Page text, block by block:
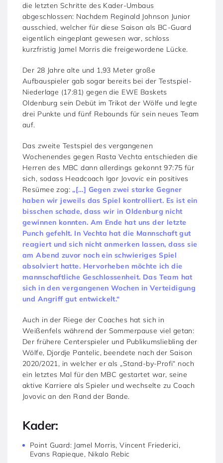
die letzten Schritte des Kader-Umbaus
abgeschlossen: Nachdem Reginald Johnson Junior
ausschied, welcher für diese Saison als BC-Guard
eigentlich eingeplant gewesen war, schloss
kurzfristig Jamel Morris die freigewordene Lücke.
Der 28 Jahre alte und 1,93 Meter große
Aufbauspieler gab sogar bereits bei der Testspiel-
Niederlage (17:81) gegen die EWE Baskets
Oldenburg sein Debüt im Trikot der Wölfe und legte
drei Punkte und fünf Rebounds für sein neues Team
auf.
Das zweite Testspiel des vergangenen
Wochenendes gegen Rasta Vechta entschieden die
Herren des MBC dann allerdings gekonnt 97:75 für
sich, sodass Headcoach Igor Jovovic ein positives
Resümee zog:„[…] Gegen zwei starke Gegner
haben wir jeweils das Spiel kontrolliert. Es ist ein
bisschen schade, dass wir in Oldenburg nicht
gewinnen konnten. Am Ende hat uns der letzte
Punch gefehlt. In Vechta hat die Mannschaft gut
reagiert und sich nicht anmerken lassen, dass sie
am Abend zuvor noch ein schwieriges Spiel
absolviert hatte. Hervorheben möchte ich die
mannschaftliche Geschlossenheit. Das Team hat
sich in den vergangenen Wochen in Verteidigung
und Angriff gut entwickelt.“
Auch in der Riege der Coaches hat sich in
Weißenfels während der Sommerpause viel getan:
Der frühere Centerspieler und Publikumsliebling der
Wölfe, Djordje Pantelic, beendete nach der Saison
2020/2021, in welcher er als „Stand-by-Profi“ noch
ein letztes Mal für den MBC gestartet war, seine
aktive Karriere als Spieler und wechselte zu Coach
Jovovic an den Rand der Bande.
Kader:
Point Guard: Jamel Morris, Vincent Friederici,
Evans Rapieque, Nikalo Rebic